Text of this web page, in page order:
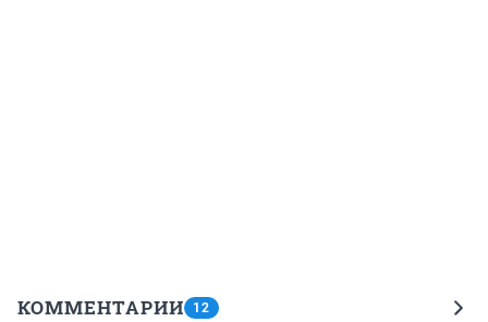
КОММЕНТАРИИ 12